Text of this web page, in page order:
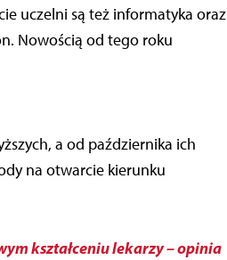
uczelni są też informatyka oraz
Nowością od tego roku
a od października ich
na otwarcie kierunku
kształceniu lekarzy – opinia